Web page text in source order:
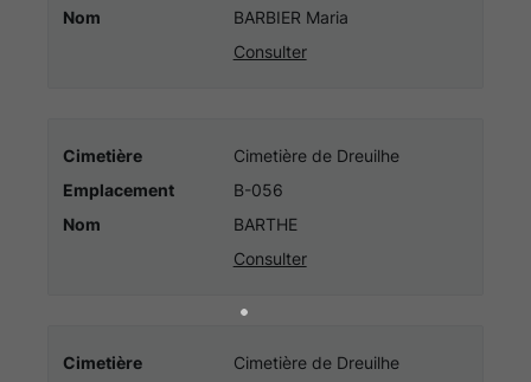
Nom
BARBIER Maria
Consulter
Cimetière
Cimetière de Dreuilhe
Emplacement
B-056
Nom
BARTHE
Consulter
Cimetière
Cimetière de Dreuilhe